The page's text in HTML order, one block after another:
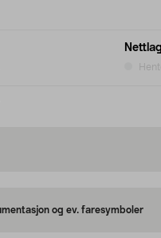
og ev. faresymboler